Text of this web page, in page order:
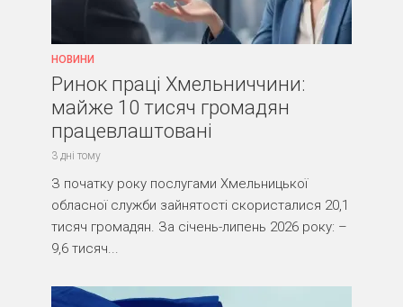
НОВИНИ
Ринок праці Хмельниччини:
майже 10 тисяч громадян
працевлаштовані
3 дні тому
З початку року послугами Хмельницької
обласної служби зайнятості скористалися 20,1
тисяч громадян. За січень-липень 2026 року: –
9,6 тисяч...